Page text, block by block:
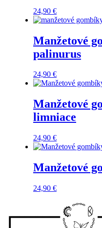
24,90 €
Manžetové
palinurus
24,90 €
Manžetové
limniace
24,90 €
Manžetové
24,90 €